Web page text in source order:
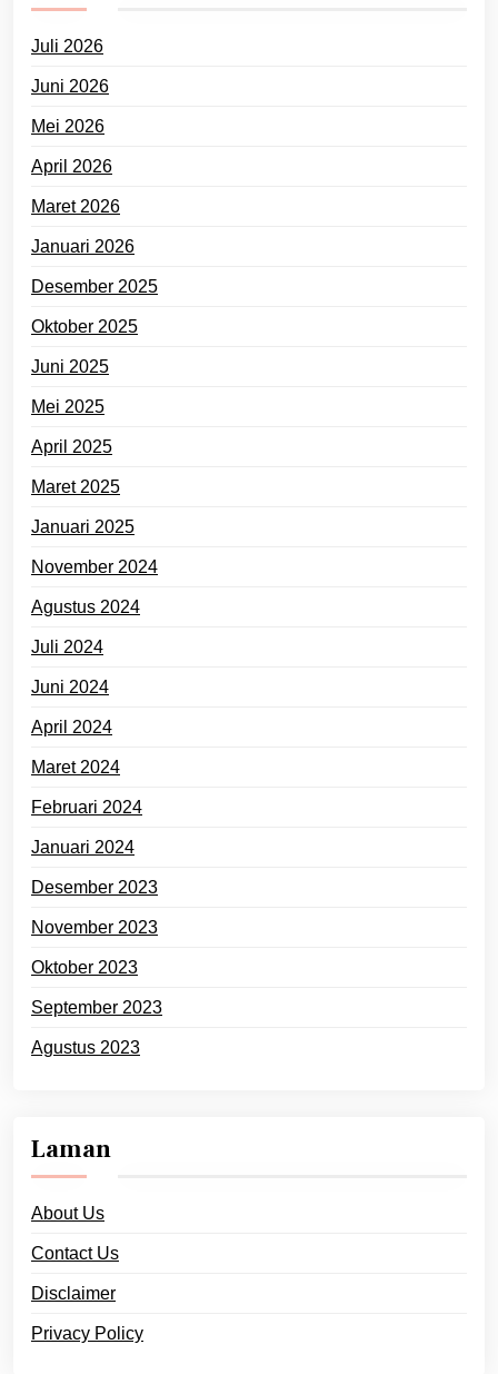
Juli 2026
Juni 2026
Mei 2026
April 2026
Maret 2026
Januari 2026
Desember 2025
Oktober 2025
Juni 2025
Mei 2025
April 2025
Maret 2025
Januari 2025
November 2024
Agustus 2024
Juli 2024
Juni 2024
April 2024
Maret 2024
Februari 2024
Januari 2024
Desember 2023
November 2023
Oktober 2023
September 2023
Agustus 2023
Laman
About Us
Contact Us
Disclaimer
Privacy Policy